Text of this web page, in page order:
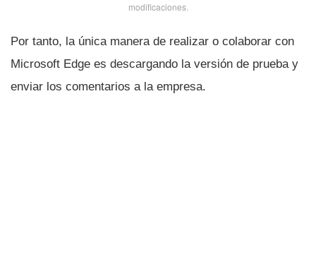
modificaciones.
Por tanto, la única manera de realizar o colaborar con
Microsoft Edge es descargando la versión de prueba y
enviar los comentarios a la empresa.